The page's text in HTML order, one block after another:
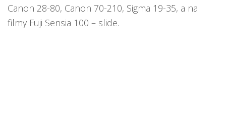
Canon 28-80, Canon 70-210, Sigma 19-35, a na
filmy Fuji Sensia 100 – slide.